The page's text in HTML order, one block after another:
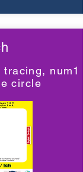
num1
circle